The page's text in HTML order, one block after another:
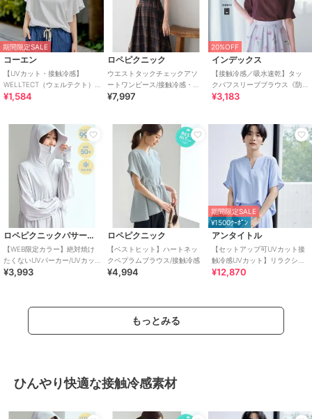
期間限定SALE
コーエン
【UVカット・接触冷感】
WELLTECT（ウェルテクト）
USAコットン フレアスリーブ
¥1,584
ロペピクニック
ウエストタックチェックアソ
ートワンピース/接触冷感・防
シワ・リンクコーデ
¥7,997
20%OFF
インデックス
【接触冷感／吸水速乾】タッ
クパフスリーブブラウス《防
シワ／洗濯機OK／XS～3L／
¥3,183
ロペピクニックパサージュ
【WEB限定カラー】絶対焼け
たくないUVパーカー/UVカッ
ト・接触冷感
¥3,993
ロペピクニック
【ベストヒット】ハートネッ
クペプラムブラウス/接触冷感
¥4,994
期間限定SALE
¥1500ｸｰﾎﾟﾝ
アンタイトル
【セットアップ可UVカット接
触冷感UVカット】リラクシー
キーVネックブラウス
¥12,870
もっとみる
ひんやり快適な接触冷感素材